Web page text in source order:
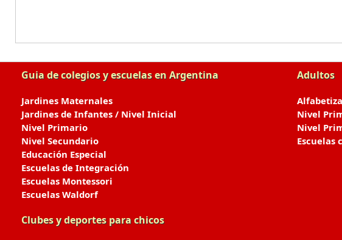
Guia de colegios y escuelas en Argentina
Jardines Maternales
Jardines de Infantes / Nivel Inicial
Nivel Primario
Nivel Secundario
Educación Especial
Escuelas de Integración
Escuelas Montessori
Escuelas Waldorf
Clubes y deportes para chicos
Adultos
Nivel
Nivel
Escuelas